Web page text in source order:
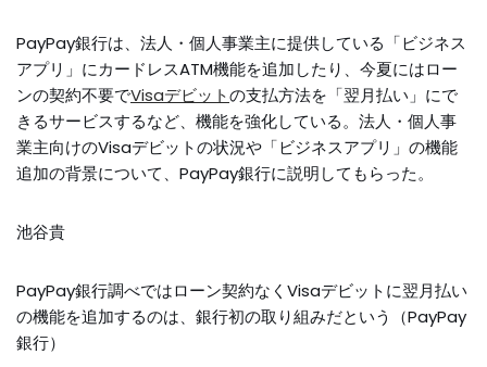
PayPay銀行は、法人・個人事業主に提供している「ビジネス
アプリ」にカードレスATM機能を追加したり、今夏にはロー
ンの契約不要でVisaデビットの支払方法を「翌月払い」にで
きるサービスするなど、機能を強化している。法人・個人事
業主向けのVisaデビットの状況や「ビジネスアプリ」の機能
追加の背景について、PayPay銀行に説明してもらった。
池谷貴
PayPay銀行調べではローン契約なくVisaデビットに翌月払い
の機能を追加するのは、銀行初の取り組みだという（PayPay
銀行）